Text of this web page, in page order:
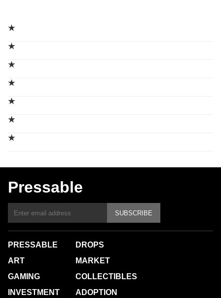
★
★
★
★
★
★
★
Pressable
SUBSCRIBE
PRESSABLE
ART
GAMING
INVESTMENT
DROPS
MARKET
COLLECTIBLES
ADOPTION